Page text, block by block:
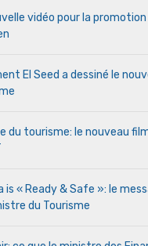
vidéo pour la
El Seed a dessiné le
du tourisme: le nouveau
is « Ready & Safe »: le
du Tourisme